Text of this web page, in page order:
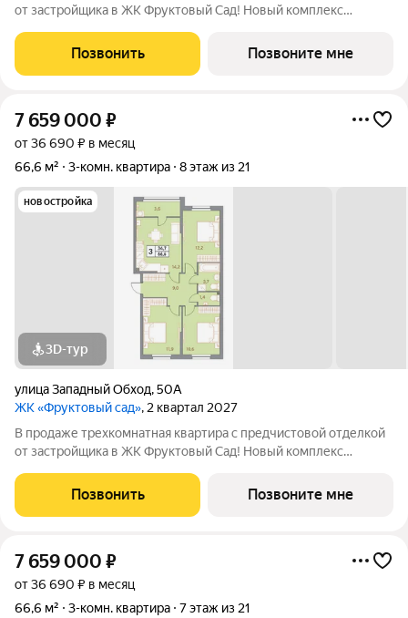
от застройщика в ЖК Фруктовый Сад! Новый комплекс
Жилой комплекс Фруктовый Сад - это уютный жилой комплекс
с развитой инфраструктурой
Позвонить Позвоните мне
7 659 000 ₽
от 36 690 ₽ в месяц
66,6 м²
3-комн. квартира 8 этаж из 21
новостройка
3D-тур
улица Западный Обход,50А
ЖК «Фруктовый сад», 2 квартал 2027
В продаже трехкомнатная квартира с предчистовой отделкой
от застройщика в ЖК Фруктовый Сад! Новый комплекс
Жилой комплекс Фруктовый Сад - это уютный жилой комплекс
с развитой инфраструктурой
Позвонить Позвоните мне
7 659 000 ₽
от 36 690 ₽ в месяц
66,6 м²
3-комн. квартира 7 этаж из 21